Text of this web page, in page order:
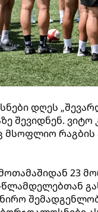
დღეს
შევიდნენ.
მსოფლიო
23
წლამდელებთან